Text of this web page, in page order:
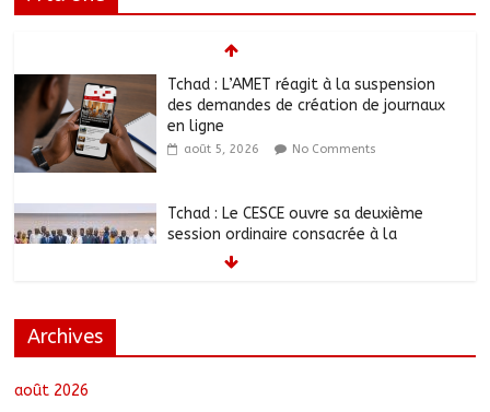
Tchad : L’AMET réagit à la suspension
des demandes de création de journaux
en ligne
août 5, 2026 No Comments
Tchad : Le CESCE ouvre sa deuxième
session ordinaire consacrée à la
transition numérique
Sahel Défense Industrie
Archives
août 2026